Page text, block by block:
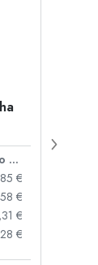
Preço por peça
€
€
€
€